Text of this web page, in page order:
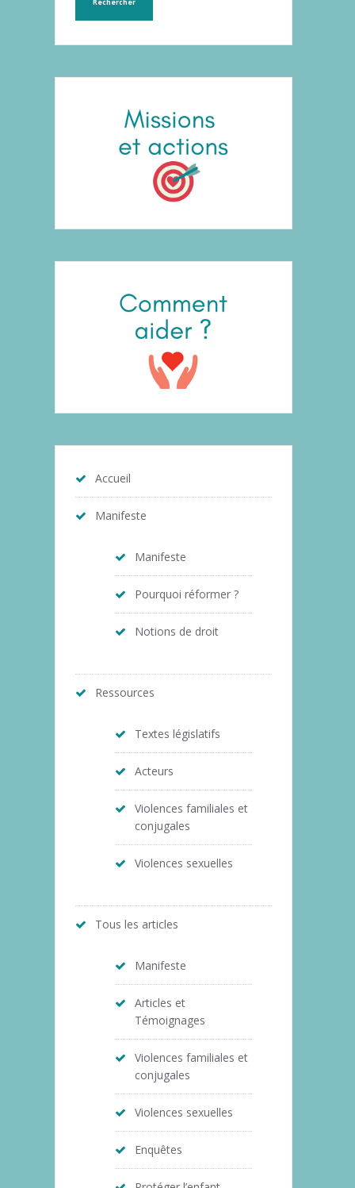
Accueil
Manifeste
Manifeste
Pourquoi réformer ?
Notions de droit
Ressources
Textes législatifs
Acteurs
Violences familiales et
conjugales
Violences sexuelles
Tous les articles
Manifeste
Articles et
Témoignages
Violences familiales et
conjugales
Violences sexuelles
Enquêtes